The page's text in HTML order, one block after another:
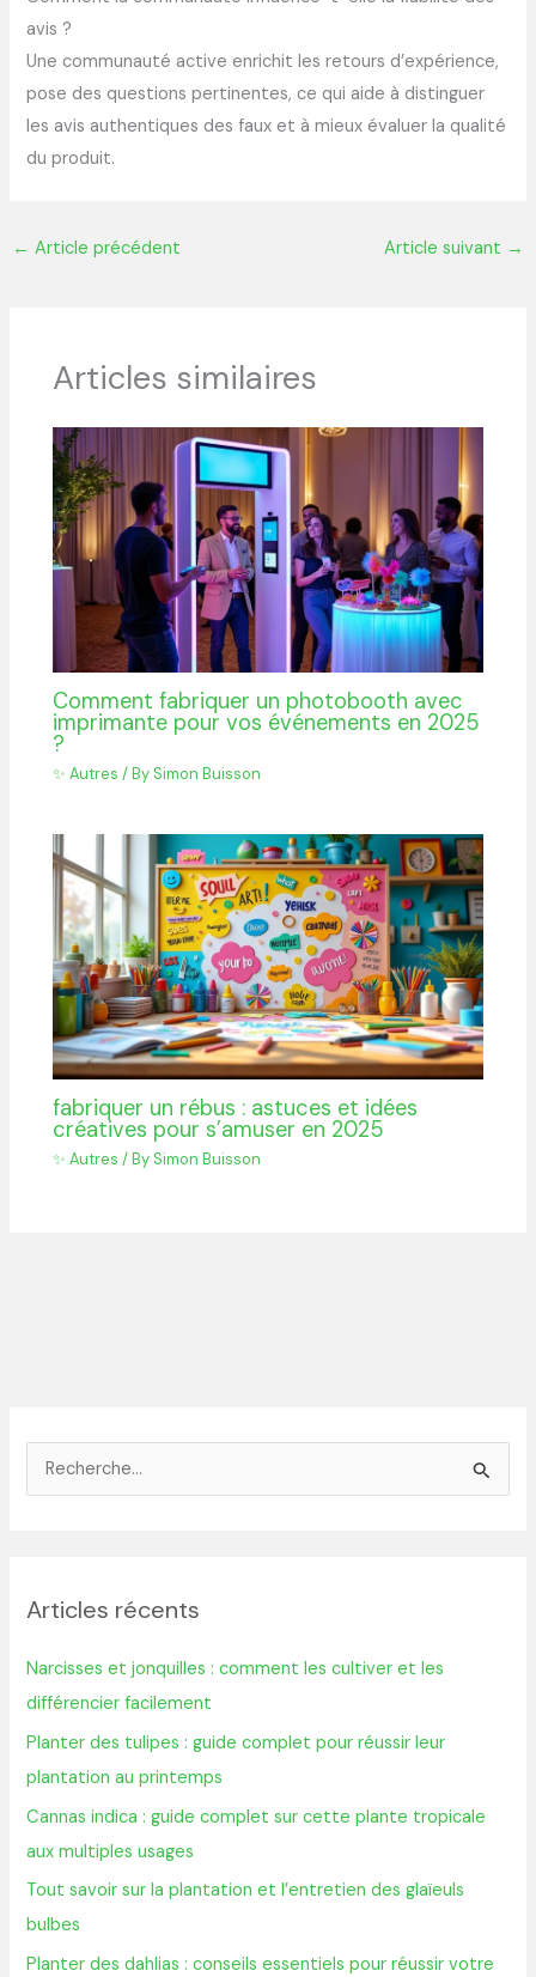
avis ?
Une communauté active enrichit les retours d’expérience,
pose des questions pertinentes, ce qui aide à distinguer
les avis authentiques des faux et à mieux évaluer la qualité
du produit.
← Article précédent Article suivant →
Articles similaires
Comment fabriquer un photobooth avec
imprimante pour vos événements en 2025
?
✨ Autres / By Simon Buisson
fabriquer un rébus : astuces et idées
créatives pour s’amuser en 2025
✨ Autres / By Simon Buisson
e
c
h
e
r
:
Articles récents
Narcisses et jonquilles : comment les cultiver et les
différencier facilement
Planter des tulipes : guide complet pour réussir leur
plantation au printemps
Cannas indica : guide complet sur cette plante tropicale
aux multiples usages
Tout savoir sur la plantation et l’entretien des glaïeuls
bulbes
Planter des dahlias : conseils essentiels pour réussir votre